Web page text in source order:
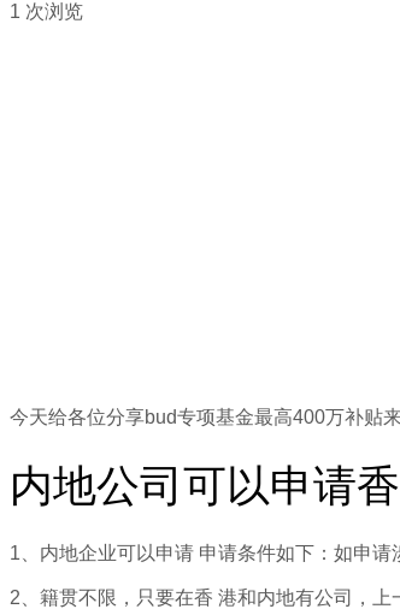
1 次浏览
今天给各位分享bud专项基金最高400万补贴
内地公司可以申请
1、内地企业可以申请 申请条件如下：如申
2、籍贯不限，只要在香 港和内地有公司，